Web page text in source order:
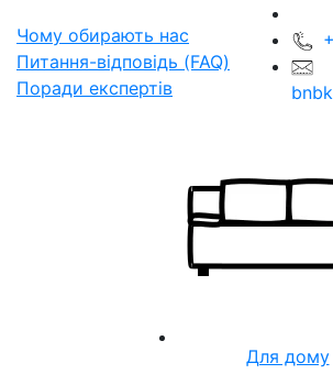
Чому обирають нас
Питання-відповідь (FAQ)
Поради експертів
Для дому